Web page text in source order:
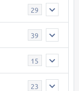
29
39
15
23